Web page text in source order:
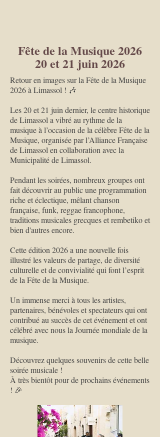
Fête de la Musique 2026
20 et 21 juin 2026
Retour en images sur la Fête de la Musique
2026 à Limassol ! 🎶
Les 20 et 21 juin dernier, le centre historique
de Limassol a vibré au rythme de la
musique à l’occasion de la célèbre Fête de la
Musique, organisée par l’Alliance Française
de Limassol en collaboration avec la
Municipalité de Limassol.
Pendant les soirées, nombreux groupes ont
fait découvrir au public une programmation
riche et éclectique, mêlant chanson
française, funk, reggae francophone,
traditions musicales grecques et rembetiko et
bien d'autres encore.
Cette édition 2026 a une nouvelle fois
illustré les valeurs de partage, de diversité
culturelle et de convivialité qui font l’esprit
de la Fête de la Musique.
Un immense merci à tous les artistes,
partenaires, bénévoles et spectateurs qui ont
contribué au succès de cet événement et ont
célébré avec nous la Journée mondiale de la
musique.
Découvrez quelques souvenirs de cette belle
soirée musicale !
À très bientôt pour de prochains événements
! 🎉